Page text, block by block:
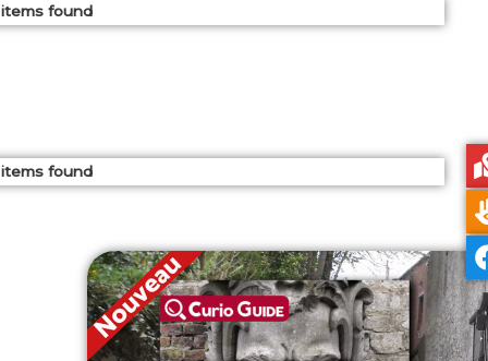
found
found